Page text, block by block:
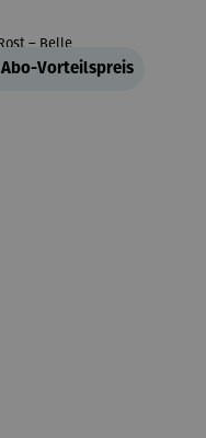
Abo-Vorteilspreis